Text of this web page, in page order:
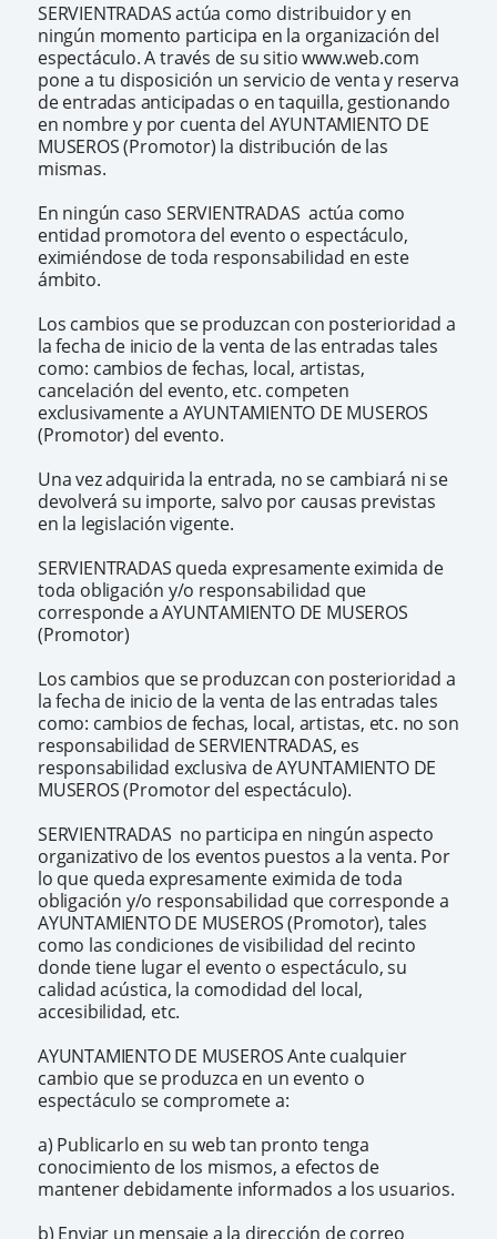
SERVIENTRADAS actúa como distribuidor y en
ningún momento participa en la organización del
espectáculo. A través de su sitio www.web.com
pone a tu disposición un servicio de venta y reserva
de entradas anticipadas o en taquilla, gestionando
en nombre y por cuenta del AYUNTAMIENTO DE
MUSEROS (Promotor) la distribución de las
mismas.
En ningún caso SERVIENTRADAS actúa como
entidad promotora del evento o espectáculo,
eximiéndose de toda responsabilidad en este
ámbito.
Los cambios que se produzcan con posterioridad a
la fecha de inicio de la venta de las entradas tales
como: cambios de fechas, local, artistas,
cancelación del evento, etc. competen
exclusivamente a AYUNTAMIENTO DE MUSEROS
(Promotor) del evento.
Una vez adquirida la entrada, no se cambiará ni se
devolverá su importe, salvo por causas previstas
en la legislación vigente.
SERVIENTRADAS queda expresamente eximida de
toda obligación y/o responsabilidad que
corresponde a AYUNTAMIENTO DE MUSEROS
(Promotor)
Los cambios que se produzcan con posterioridad a
la fecha de inicio de la venta de las entradas tales
como: cambios de fechas, local, artistas, etc. no son
responsabilidad de SERVIENTRADAS, es
responsabilidad exclusiva de AYUNTAMIENTO DE
MUSEROS (Promotor del espectáculo).
SERVIENTRADAS no participa en ningún aspecto
organizativo de los eventos puestos a la venta. Por
lo que queda expresamente eximida de toda
obligación y/o responsabilidad que corresponde a
AYUNTAMIENTO DE MUSEROS (Promotor), tales
como las condiciones de visibilidad del recinto
donde tiene lugar el evento o espectáculo, su
calidad acústica, la comodidad del local,
accesibilidad, etc.
AYUNTAMIENTO DE MUSEROS Ante cualquier
cambio que se produzca en un evento o
espectáculo se compromete a:
a) Publicarlo en su web tan pronto tenga
conocimiento de los mismos, a efectos de
mantener debidamente informados a los usuarios.
b) Enviar un mensaje a la dirección de correo